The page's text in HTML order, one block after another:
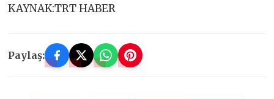
KAYNAK:TRT HABER
Paylaş: